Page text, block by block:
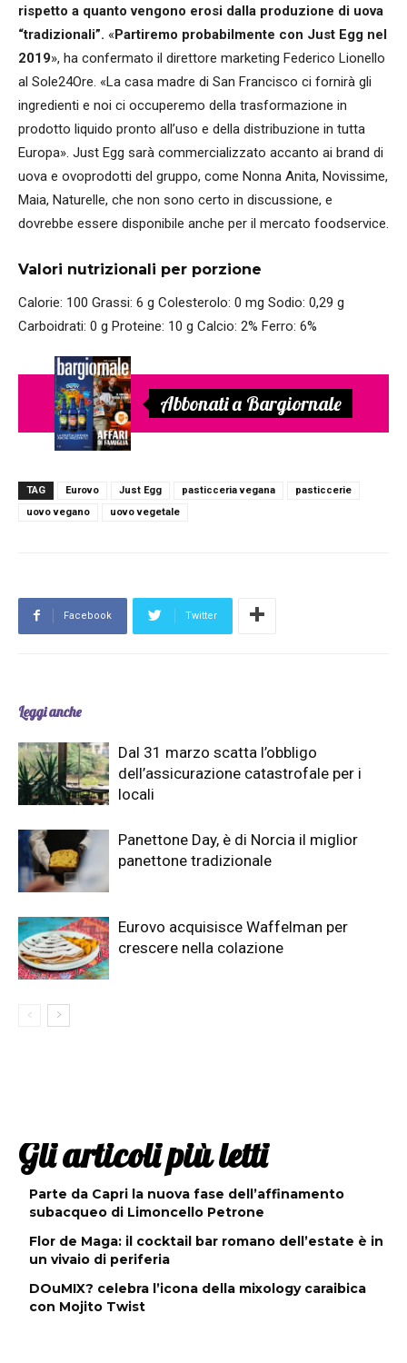
rispetto a quanto vengono erosi dalla produzione di uova
“tradizionali”. «Partiremo probabilmente con Just Egg nel
2019», ha confermato il direttore marketing Federico Lionello
al Sole24Ore. «La casa madre di San Francisco ci fornirà gli
ingredienti e noi ci occuperemo della trasformazione in
prodotto liquido pronto all’uso e della distribuzione in tutta
Europa». Just Egg sarà commercializzato accanto ai brand di
uova e ovoprodotti del gruppo, come Nonna Anita, Novissime,
Maia, Naturelle, che non sono certo in discussione, e
dovrebbe essere disponibile anche per il mercato foodservice.
Valori nutrizionali per porzione
Calorie: 100 Grassi: 6 g Colesterolo: 0 mg Sodio: 0,29 g
Carboidrati: 0 g Proteine: 10 g Calcio: 2% Ferro: 6%
Abbonati a Bargiornale
TAG Eurovo Just Egg pasticceria vegana
pasticcerie
uovo vegano
uovo vegetale
Facebook Twitter
Leggi anche
Dal 31 marzo scatta l’obbligo
dell’assicurazione catastrofale per i
locali
Panettone Day, è di Norcia il miglior
panettone tradizionale
Eurovo acquisisce Waffelman per
crescere nella colazione
Gli articoli più letti
Parte da Capri la nuova fase dell’affinamento
subacqueo di Limoncello Petrone
Flor de Maga: il cocktail bar romano dell’estate è in
un vivaio di periferia
DOuMIX? celebra l’icona della mixology caraibica
con Mojito Twist